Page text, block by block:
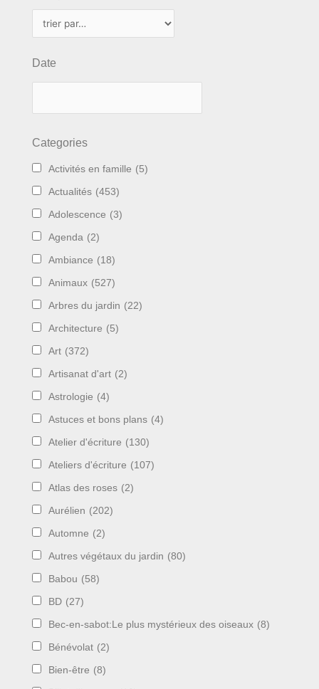
Date
Categories
Activités en famille (5)
Actualités (453)
Adolescence (3)
Agenda (2)
Ambiance (18)
Animaux (527)
Arbres du jardin (22)
Architecture (5)
Art (372)
Artisanat d'art (2)
Astrologie (4)
Astuces et bons plans (4)
Atelier d'écriture (130)
Ateliers d'écriture (107)
Atlas des roses (2)
Aurélien (202)
Automne (2)
Autres végétaux du jardin (80)
Babou (58)
BD (27)
Bec-en-sabot:Le plus mystérieux des oiseaux (8)
Bénévolat (2)
Bien-être (8)